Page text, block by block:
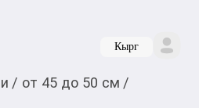
Кырг
/ от 45 до 50 см /